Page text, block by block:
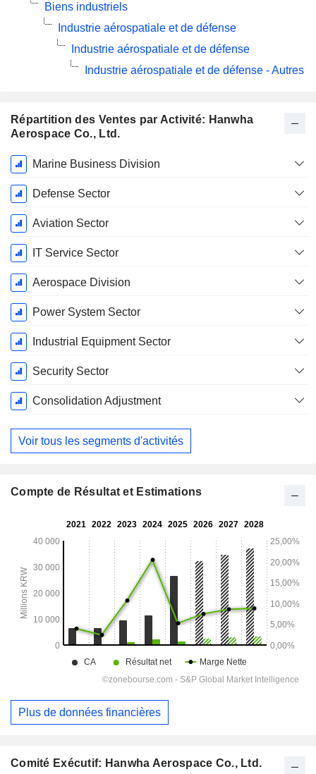
Répartition des Ventes par Activité: Hanwha
Aerospace Co., Ltd.
Période
Fiscale:
Décembre
Marine Business Division
Defense Sector
Aviation Sector
IT Service Sector
Aerospace Division
Power System Sector
Industrial Equipment Sector
Security Sector
Consolidation Adjustment
Voir tous les segments d'activités
Comité Exécutif: Hanwha Aerospace Co., Ltd.
Biens industriels
Industrie aérospatiale et de défense
Industrie aérospatiale et de défense
Industrie aérospatiale et de défense - Autres
Compte de Résultat et Estimations
Plus de données financières